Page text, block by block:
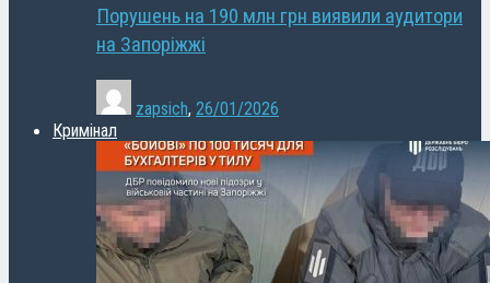
Порушень на 190 млн грн виявили аудитори
на Запоріжжі
zapsich, 26/01/2026
Кримінал